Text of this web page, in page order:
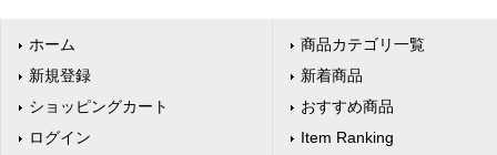
ホーム
新規登録
ショッピングカート
ログイン
商品カテゴリ一覧
新着商品
おすすめ商品
Item Ranking